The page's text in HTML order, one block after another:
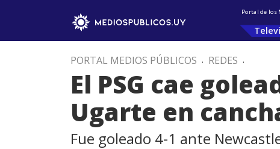
Portal de los
PORTAL MEDIOS PÚBLICOS . REDES .
El PSG cae
Ugarte en
Fue goleado 4-1 ante